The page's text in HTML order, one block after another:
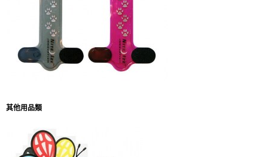
其他用品類